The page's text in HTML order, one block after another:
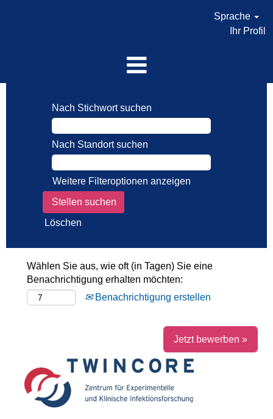
Sprache
Ihr Profil
Nach Stichwort suchen
Nach Standort suchen
Weitere Filteroptionen anzeigen
Löschen
Wählen Sie aus, wie oft (in Tagen) Sie eine
Benachrichtigung erhalten möchten:
Benachrichtigung erstellen
Jetzt bewerben »